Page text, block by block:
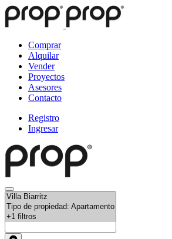
Comprar
Alquilar
Vender
Proyectos
Asesores
Contacto
Registro
Ingresar